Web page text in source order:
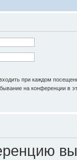
при каждом
на конференции в